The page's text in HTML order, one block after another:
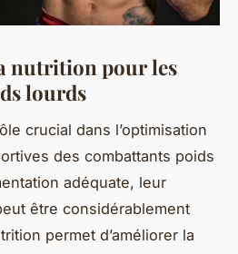
nutrition pour les
lourds
crucial dans l’optimisation
des combattants poids
adéquate, leur
être considérablement
permet d’améliorer la